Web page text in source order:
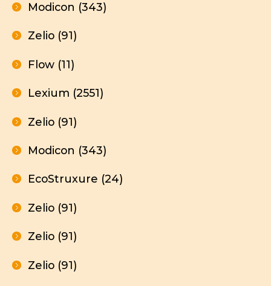
Modicon (343)
Zelio (91)
Flow (11)
Lexium (2551)
Zelio (91)
Modicon (343)
EcoStruxure (24)
Zelio (91)
Zelio (91)
Zelio (91)